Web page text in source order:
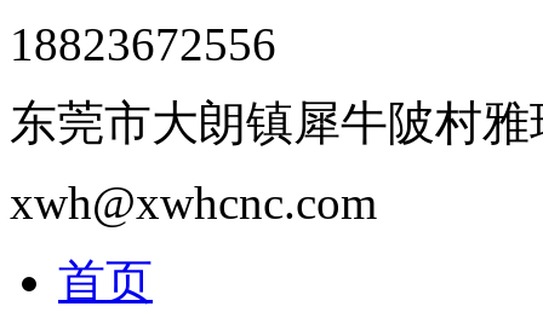
18823672556
东莞市大朗镇犀牛陂村雅
xwh@xwhcnc.com
首页